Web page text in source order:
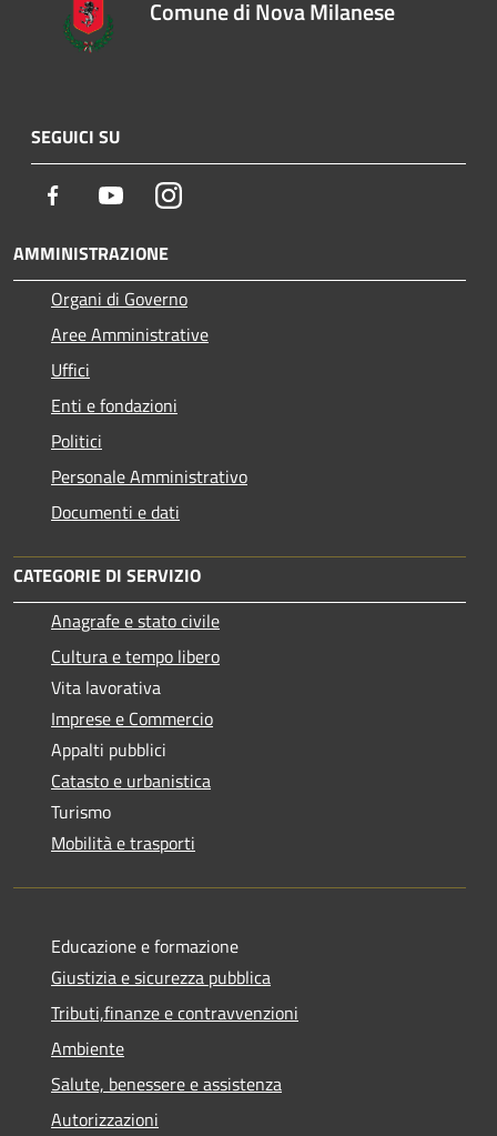
Comune di Nova Milanese
SEGUICI SU
Facebook YoutubeInstagram
AMMINISTRAZIONE
Organi di Governo
Aree Amministrative
Uffici
Enti e fondazioni
Politici
Personale Amministrativo
Documenti e dati
CATEGORIE DI SERVIZIO
Anagrafe e stato civile
Cultura e tempo libero
Vita lavorativa
Imprese e Commercio
Appalti pubblici
Catasto e urbanistica
Turismo
Mobilità e trasporti
Educazione e formazione
Giustizia e sicurezza pubblica
Tributi,finanze e contravvenzioni
Ambiente
Salute, benessere e assistenza
Autorizzazioni